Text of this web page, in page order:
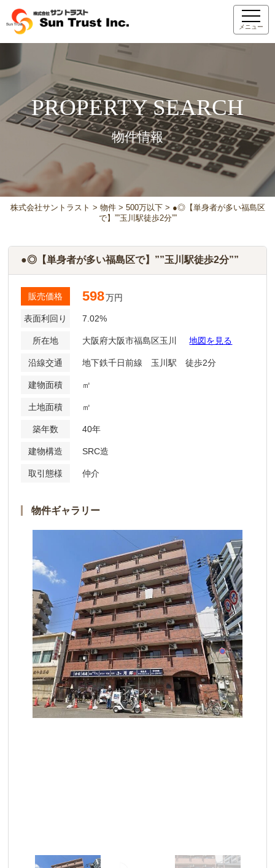
メニュー
PROPERTY SEARCH
物件情報
株式会社サントラスト > 物件> 500万以下> ●◎【単身者が多い福島区
で】””玉川駅徒歩2分””
●◎【単身者が多い福島区で】””玉川駅徒歩2分””
販売価格 598万円
表面利回り 7.02%
所在地 大阪府大阪市福島区玉川 地図を見る
沿線交通 地下鉄千日前線 玉川駅 徒歩2分
建物面積 ㎡
土地面積 ㎡
築年数 40年
建物構造 SRC造
取引態様 仲介
物件ギャラリー